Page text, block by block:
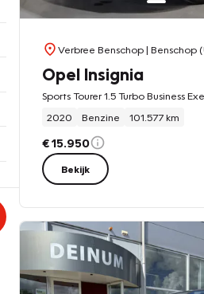
Verbree Benschop| Benschop
Opel Insignia
Sports Tourer 1.5 Turbo Business
2020
Benzine 101.577 km
€ 15.950
Bekijk